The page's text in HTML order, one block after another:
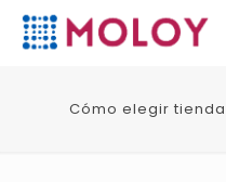
Cómo elegir